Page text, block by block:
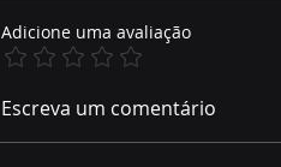
ZONEAMENTO AMBIENTAL
DO RIO SALOBRA MOBILIZA
Adicione uma avaliação
Escreva um comentário